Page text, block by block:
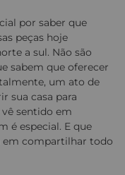
por saber que
peças hoje
a sul. Não são
sabem que oferecer
um ato de
sua casa para
sentido em
é especial. E que
em compartilhar todo